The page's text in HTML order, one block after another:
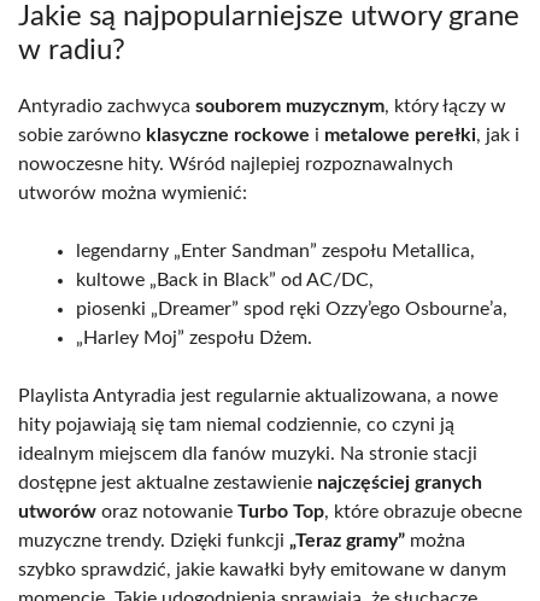
Jakie są najpopularniejsze utwory grane
w radiu?
Antyradio zachwyca souborem muzycznym, który łączy w
sobie zarówno klasyczne rockowe i metalowe perełki, jak i
nowoczesne hity. Wśród najlepiej rozpoznawalnych
utworów można wymienić:
legendarny „Enter Sandman” zespołu Metallica,
kultowe „Back in Black” od AC/DC,
piosenki „Dreamer” spod ręki Ozzy’ego Osbourne’a,
„Harley Moj” zespołu Dżem.
Playlista Antyradia jest regularnie aktualizowana, a nowe
hity pojawiają się tam niemal codziennie, co czyni ją
idealnym miejscem dla fanów muzyki. Na stronie stacji
dostępne jest aktualne zestawienie najczęściej granych
utworów oraz notowanie Turbo Top, które obrazuje obecne
muzyczne trendy. Dzięki funkcji „Teraz gramy” można
szybko sprawdzić, jakie kawałki były emitowane w danym